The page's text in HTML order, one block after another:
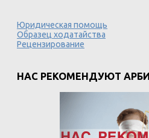
Юридическая помощь
Образец ходатайства
Рецензирование
НАС РЕКОМЕНДУЮТ